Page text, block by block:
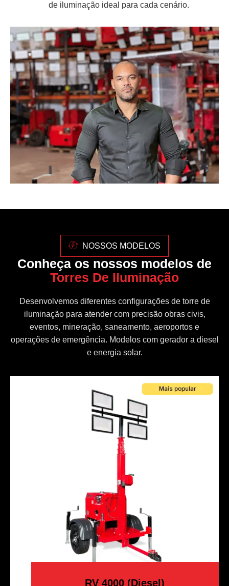
de iluminação ideal para cada cenário.
NOSSOS MODELOS
Conheça os nossos modelos de
Torres De Iluminação
Desenvolvemos diferentes configurações de torre de
iluminação para atender com precisão obras civis,
eventos, mineração, saneamento, aeroportos e
operações de emergência. Modelos com gerador a diesel
e energia solar.
RV 4000 (diesel)